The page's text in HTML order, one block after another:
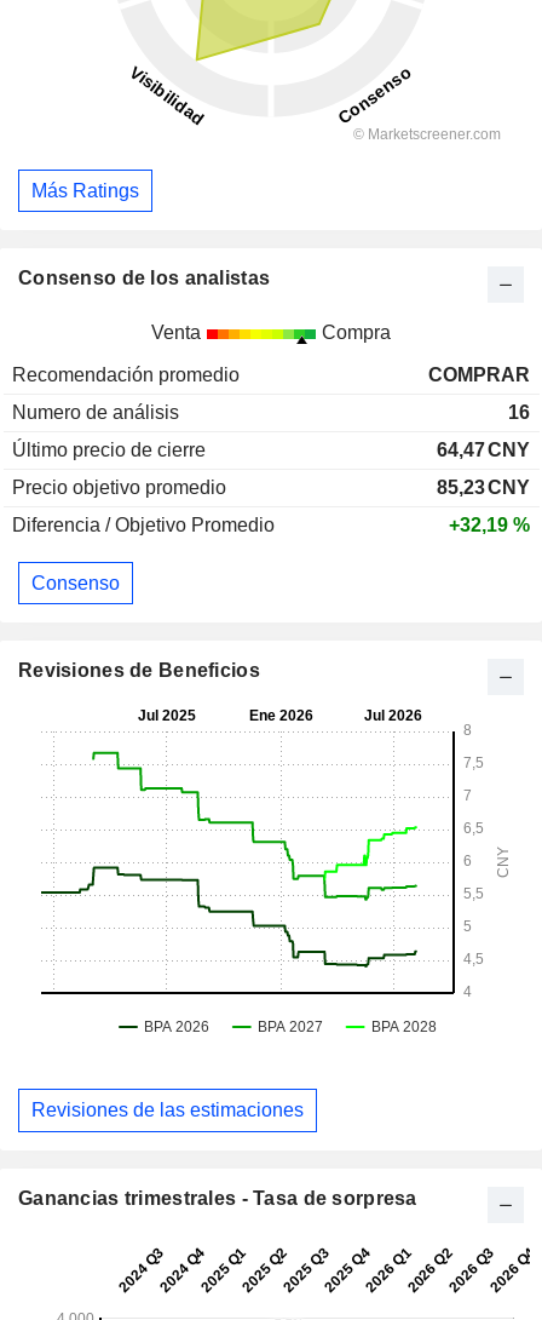
Más Ratings
Consenso de los analistas
Venta Compra
Recomendación promedio
COMPRAR
Numero de análisis
16
Último precio de cierre
64,47CNY
Precio objetivo promedio
85,23CNY
Diferencia / Objetivo Promedio
+32,19 %
Consenso
Revisiones de Beneficios
Revisiones de las estimaciones
Ganancias trimestrales - Tasa de sorpresa